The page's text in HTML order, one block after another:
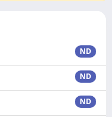
ND
ND
ND